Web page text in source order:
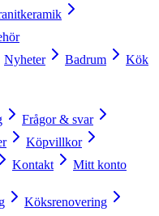
Nyheter Badrum
Kök
Frågor & svar
Köpvillkor
Kontakt
Mitt konto
Köksrenovering